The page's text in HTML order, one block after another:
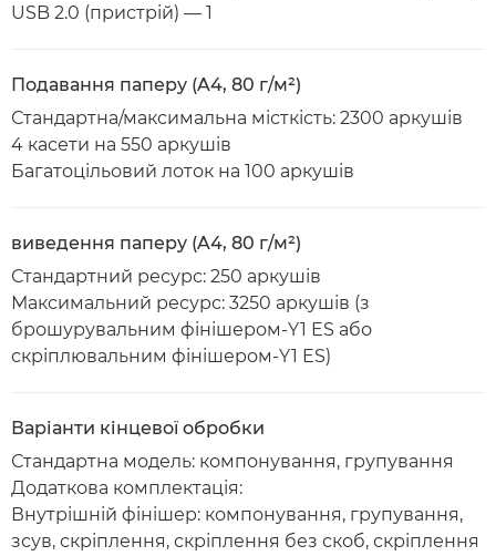
USB 2.0 (пристрій) — 1
Подавання паперу (A4, 80 г/м²)
Стандартна/максимальна місткість: 2300 аркушів
4 касети на 550 аркушів
Багатоцільовий лоток на 100 аркушів
виведення паперу (A4, 80 г/м²)
Стандартний ресурс: 250 аркушів
Максимальний ресурс: 3250 аркушів (з
брошурувальним фінішером-Y1 ES або
скріплювальним фінішером-Y1 ES)
Варіанти кінцевої обробки
Стандартна модель: компонування, групування
Додаткова комплектація:
Внутрішній фінішер: компонування, групування,
зсув, скріплення, скріплення без скоб, скріплення